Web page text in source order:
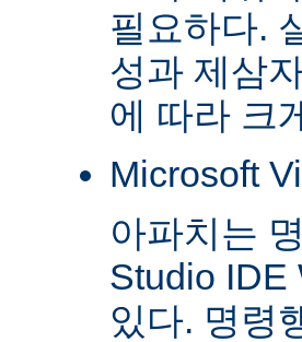
필요하다.
성과 제삼
에 따라 크
Microsoft
아파치는
Studio IDE
있다. 명령